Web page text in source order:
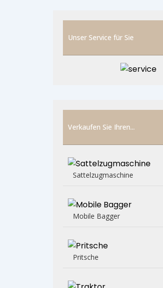
Unser Service für Sie
Verkaufen Sie Ihren...
Sattelzugmaschine
Mobile Bagger
Pritsche